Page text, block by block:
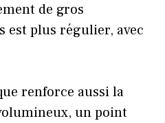
de gros
est plus régulier, avec
renforce aussi la
un point